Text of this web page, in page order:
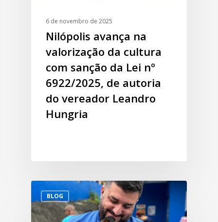
6 de novembro de 2025
Nilópolis avança na
valorização da cultura
com sanção da Lei nº
6922/2025, de autoria
do vereador Leandro
Hungria
BLOG